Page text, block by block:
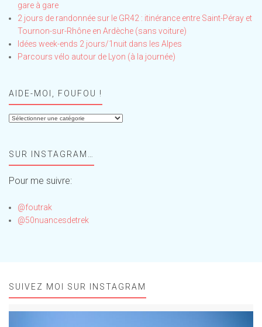
gare à gare
2 jours de randonnée sur le GR42 : itinérance entre Saint-Péray et
Tournon-sur-Rhône en Ardèche (sans voiture)
Idées week-ends 2 jours/1nuit dans les Alpes
Parcours vélo autour de Lyon (à la journée)
AIDE-MOI, FOUFOU !
Aide-
!SUR INSTAGRAM…
Pour me suivre:
@foutrak
@50nuancesdetrek
SUIVEZ MOI SUR INSTAGRAM